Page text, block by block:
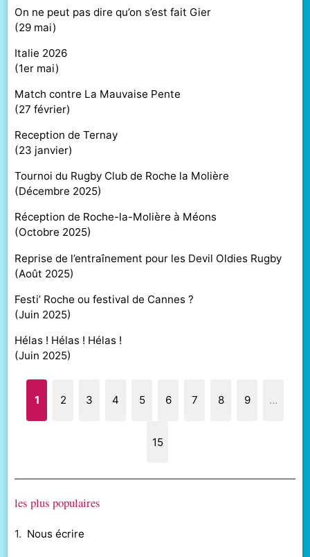
On ne peut pas dire qu’on s’est fait Gier
(29 mai)
Italie 2026
(1er mai)
Match contre La Mauvaise Pente
(27 février)
Reception de Ternay
(23 janvier)
Tournoi du Rugby Club de Roche la Molière
(Décembre 2025)
Réception de Roche-la-Molière à Méons
(Octobre 2025)
Reprise de l’entraînement pour les Devil Oldies Rugby
(Août 2025)
Festi’ Roche ou festival de Cannes ?
(Juin 2025)
Hélas ! Hélas ! Hélas !
(Juin 2025)
1 2 3 4 5 6 7 8 9 …
15
les plus populaires
1. Nous écrire